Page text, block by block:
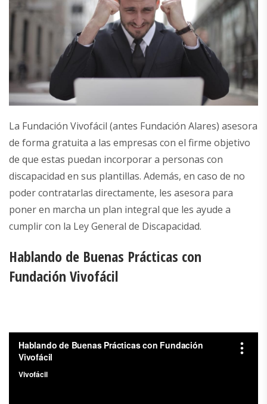
La Fundación Vivofácil (antes Fundación Alares) asesora
de forma gratuita a las empresas con el firme objetivo
de que estas puedan incorporar a personas con
discapacidad en sus plantillas. Además, en caso de no
poder contratarlas directamente, les asesora para
poner en marcha un plan integral que les ayude a
cumplir con la Ley General de Discapacidad.
Hablando de Buenas Prácticas con
Fundación Vivofácil